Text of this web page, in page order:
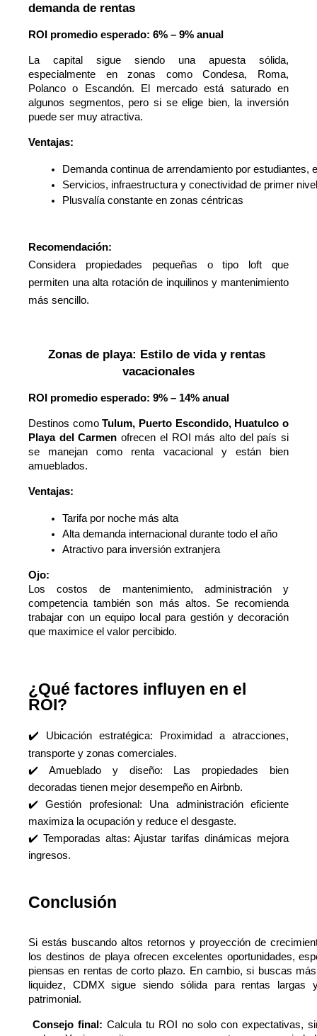
demanda de rentas
ROI promedio esperado: 6% – 9% anual
La capital sigue siendo una apuesta sólida,
especialmente en zonas como Condesa, Roma,
Polanco o Escandón. El mercado está saturado en
algunos segmentos, pero si se elige bien, la inversión
puede ser muy atractiva.
Ventajas:
Demanda continua de arrendamiento por estudiantes,
Servicios, infraestructura y conectividad de primer nivel
Plusvalía constante en zonas céntricas
Recomendación:
Considera propiedades pequeñas o tipo loft que
permiten una alta rotación de inquilinos y mantenimiento
más sencillo.
Zonas de playa: Estilo de vida y rentas
vacacionales
ROI promedio esperado: 9% – 14% anual
Destinos comoTulum, Puerto Escondido, Huatulco o
Playa del Carmen ofrecen el ROI más alto del país si
se manejan como renta vacacional y están bien
amueblados.
Ventajas:
Tarifa por noche más alta
Alta demanda internacional durante todo el año
Atractivo para inversión extranjera
Ojo:
Los costos de mantenimiento, administración y
competencia también son más altos. Se recomienda
trabajar con un equipo local para gestión y decoración
que maximice el valor percibido.
¿Qué factores influyen en el
ROI?
✔️ Ubicación estratégica: Proximidad a atracciones,
transporte y zonas comerciales.
✔️ Amueblado y diseño: Las propiedades bien
decoradas tienen mejor desempeño en Airbnb.
✔️ Gestión profesional: Una administración eficiente
maximiza la ocupación y reduce el desgaste.
✔️ Temporadas altas: Ajustar tarifas dinámicas mejora
ingresos.
Conclusión
Si estás buscando altos retornos y proyección de
los destinos de playa ofrecen excelentes oportunidades,
piensas en rentas de corto plazo. En cambio, si buscas
liquidez, CDMX sigue siendo sólida para rentas largas
patrimonial.
Consejo final: Calcula tu ROI no solo con expectativas,